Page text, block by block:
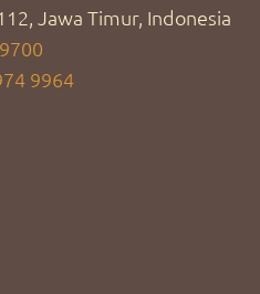
Jawa Timur, Indonesia
9964